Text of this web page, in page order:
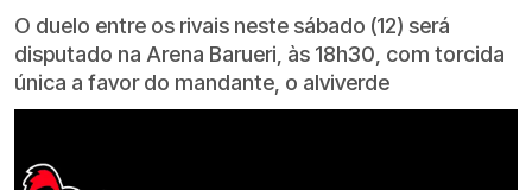
O duelo entre os rivais neste sábado (12) será
disputado na Arena Barueri, às 18h30, com torcida
única a favor do mandante, o alviverde